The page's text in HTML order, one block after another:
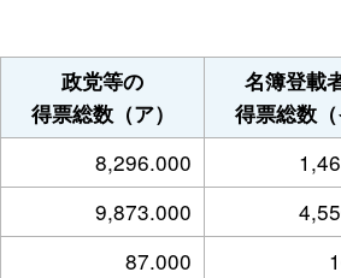
政党等の
得票総数（ア）
名簿登載
得票総数（
8,296.000
9,873.000
87.000